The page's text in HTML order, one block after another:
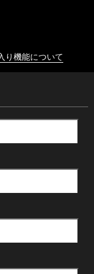
り機能について